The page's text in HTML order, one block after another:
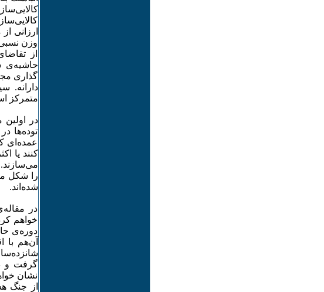
ارزانی
وزن نسبی
از
حاشیه‌­ی
گذاری
دارانه.
متمرکز
در
توده­‌ها
عمده‌­ای
کنند یا
را شکل
شده‌­اند.
در
خواهم
دوره‌­ی
آن‌­هم با
گرفت و
نشان
از جنگ